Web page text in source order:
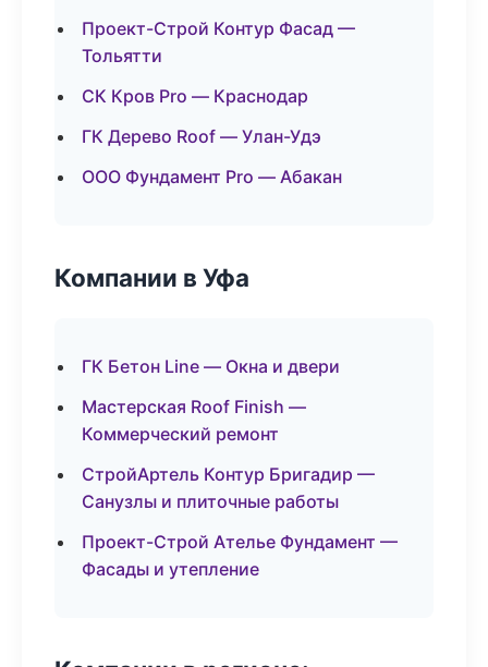
Проект-Строй Контур Фасад —
Тольятти
СК Кров Pro — Краснодар
ГК Дерево Roof — Улан-Удэ
ООО Фундамент Pro — Абакан
Компании в Уфа
ГК Бетон Line — Окна и двери
Мастерская Roof Finish —
Коммерческий ремонт
СтройАртель Контур Бригадир —
Санузлы и плиточные работы
Проект-Строй Ателье Фундамент —
Фасады и утепление